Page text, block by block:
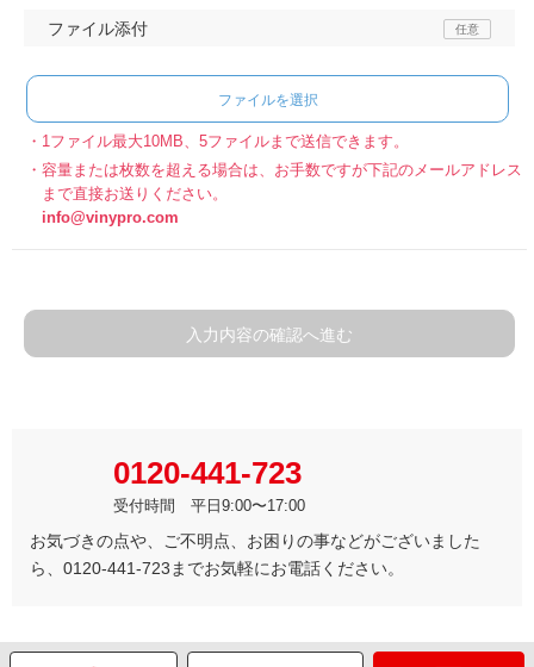
ファイル添付
ファイルを選択
1ファイル最大10MB、5ファイルまで送信できます。
容量または枚数を超える場合は、お手数ですが下記のメールアドレス
まで直接お送りください。
info@vinypro.com
入力内容の確認へ進む
0120-441-723
受付時間 平日9:00〜17:00
お気づきの点や、ご不明点、お困りの事などがございました
ら、0120-441-723までお気軽にお電話ください。